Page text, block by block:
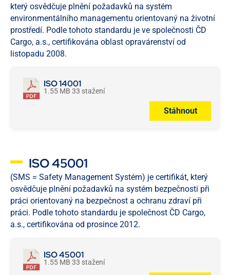
který osvědčuje plnění požadavků na systém
environmentálního managementu orientovaný na životní
prostředí. Podle tohoto standardu je ve společnosti ČD
Cargo, a.s., certifikována oblast opravárenství od
listopadu 2008.
ISO 14001
1.55 MB 33 stažení
Stáhnout
ISO 45001
(SMS = Safety Management Systém) je certifikát, který
osvědčuje plnění požadavků na systém bezpečnosti při
práci orientovaný na bezpečnost a ochranu zdraví při
práci. Podle tohoto standardu je společnost ČD Cargo,
a.s., certifikována od prosince 2012.
ISO 45001
1.55 MB 33 stažení